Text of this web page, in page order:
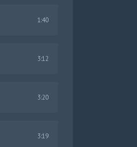
1:40
3:12
3:20
3:19